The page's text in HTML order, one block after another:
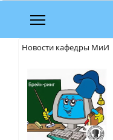
Новости кафедры МиИ